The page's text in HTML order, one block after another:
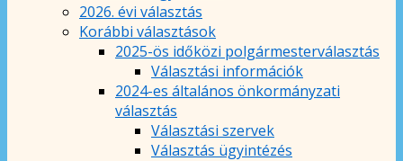
2026. évi választás
Korábbi választások
2025-ös időközi polgármesterválasztás
Választási információk
2024-es általános önkormányzati
választás
Választási szervek
Választás ügyintézés